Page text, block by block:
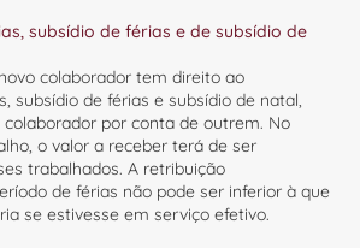
subsídio de férias e de subsídio de
colaborador tem direito ao
subsídio de férias e subsídio de natal,
por conta de outrem. No
o valor a receber terá de ser
trabalhados. A retribuição
de férias não pode ser inferior à que
se estivesse em serviço efetivo.